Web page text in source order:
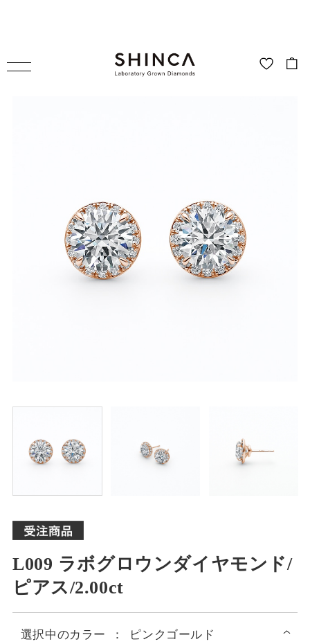
L009 ラボグロウンダイヤモンド/
ピアス/2.00ct
選択中のカラー ： ピンクゴールド